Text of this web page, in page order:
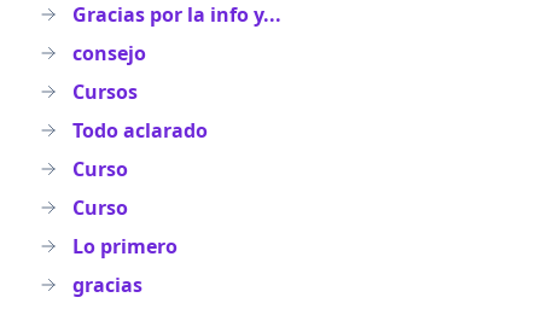
Gracias por la info y...
consejo
Cursos
Todo aclarado
Curso
Curso
Lo primero
gracias